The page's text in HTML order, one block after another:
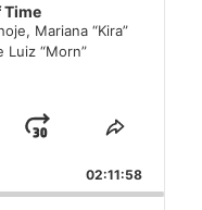
Time
Mariana “Kira”
Luiz “Morn”
Jump
Forward
Share
Episode
02:11:58